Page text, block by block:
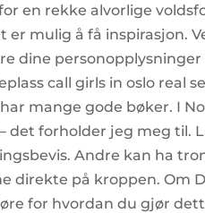
en rekke alvorlige
mulig å få inspirasjon.
dine
call girls in oslo real
mange gode bøker. I
det forholder jeg meg til.
Andre kan ha
direkte på kroppen. Om
for hvordan du gjør